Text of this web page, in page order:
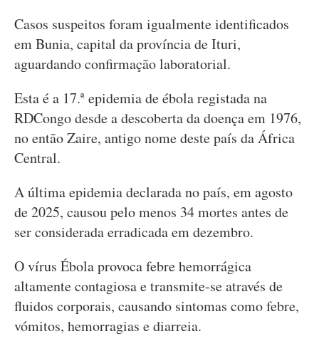
Casos suspeitos foram igualmente identificados
em Bunia, capital da província de Ituri,
aguardando confirmação laboratorial.
Esta é a 17.ª epidemia de ébola registada na
RDCongo desde a descoberta da doença em 1976,
no então Zaire, antigo nome deste país da África
Central.
A última epidemia declarada no país, em agosto
de 2025, causou pelo menos 34 mortes antes de
ser considerada erradicada em dezembro.
O vírus Ébola provoca febre hemorrágica
altamente contagiosa e transmite-se através de
fluidos corporais, causando sintomas como febre,
vómitos, hemorragias e diarreia.